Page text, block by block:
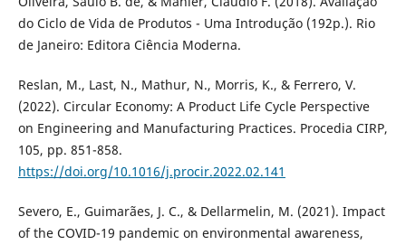
do Ciclo de Vida de Produtos - Uma Introdução (192p.). Rio
de Janeiro: Editora Ciência Moderna.
Reslan, M., Last, N., Mathur, N., Morris, K., & Ferrero, V.
(2022). Circular Economy: A Product Life Cycle Perspective
on Engineering and Manufacturing Practices. Procedia CIRP,
105, pp. 851-858.
https://doi.org/10.1016/j.procir.2022.02.141
Severo, E., Guimarães, J. C., & Dellarmelin, M. (2021). Impact
of the COVID-19 pandemic on environmental awareness,